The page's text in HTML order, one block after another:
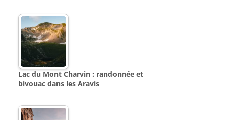
Lac du Mont Charvin : randonnée et
bivouac dans les Aravis